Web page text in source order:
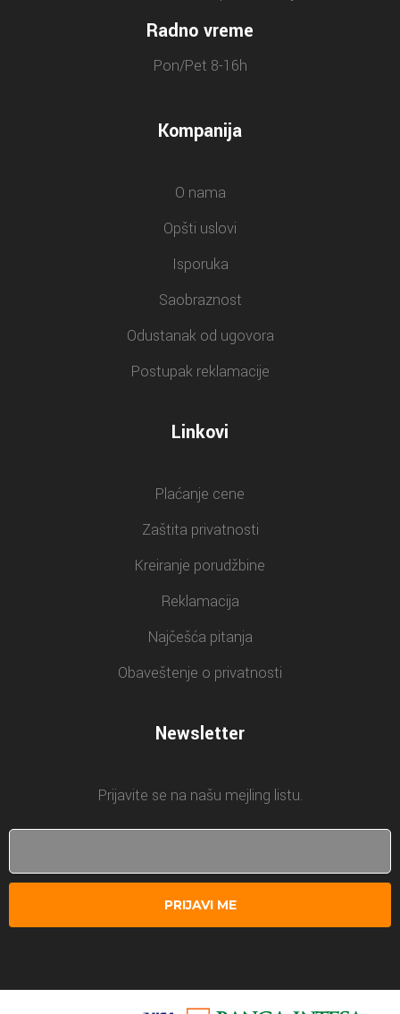
Radno vreme
Pon/Pet 8-16h
Kompanija
O nama
Opšti uslovi
Isporuka
Saobraznost
Odustanak od ugovora
Postupak reklamacije
Linkovi
Plaćanje cene
Zaštita privatnosti
Kreiranje porudžbine
Reklamacija
Najčešća pitanja
Obaveštenje o privatnosti
Newsletter
Prijavite se na našu mejling listu.
PRIJAVI ME